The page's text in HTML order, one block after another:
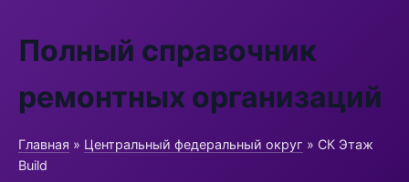
Полный справочник
ремонтных организаций
Главная » Центральный федеральный округ » СК Этаж
Build